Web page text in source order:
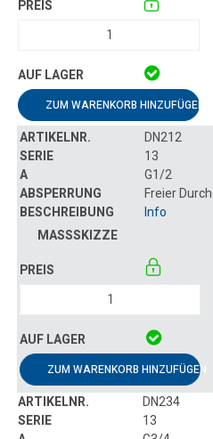
ZUM WARENKORB HINZUFÜGEN
DN212
13
G1/2
Freier
Info
ZUM WARENKORB HINZUFÜGEN
DN234
13